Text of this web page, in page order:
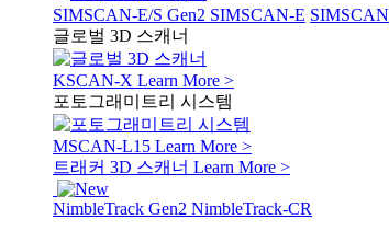
SIMSCAN-E/S Gen2 SIMSCAN-E SIMSCAN
글로벌 3D 스캐너
KSCAN-X Learn More >
포토그래미트리 시스템
MSCAN-L15 Learn More >
트래커 3D 스캐너 Learn More >
NimbleTrack Gen2 NimbleTrack-CR